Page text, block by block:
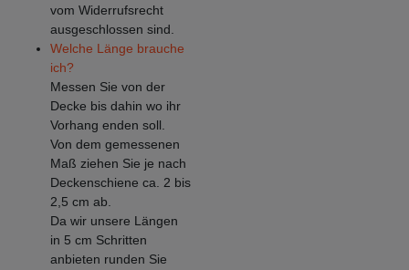
vom Widerrufsrecht
ausgeschlossen sind.
Welche Länge brauche
ich?
Messen Sie von der
Decke bis dahin wo ihr
Vorhang enden soll.
Von dem gemessenen
Maß ziehen Sie je nach
Deckenschiene ca. 2 bis
2,5 cm ab.
Da wir unsere Längen
in 5 cm Schritten
anbieten runden Sie